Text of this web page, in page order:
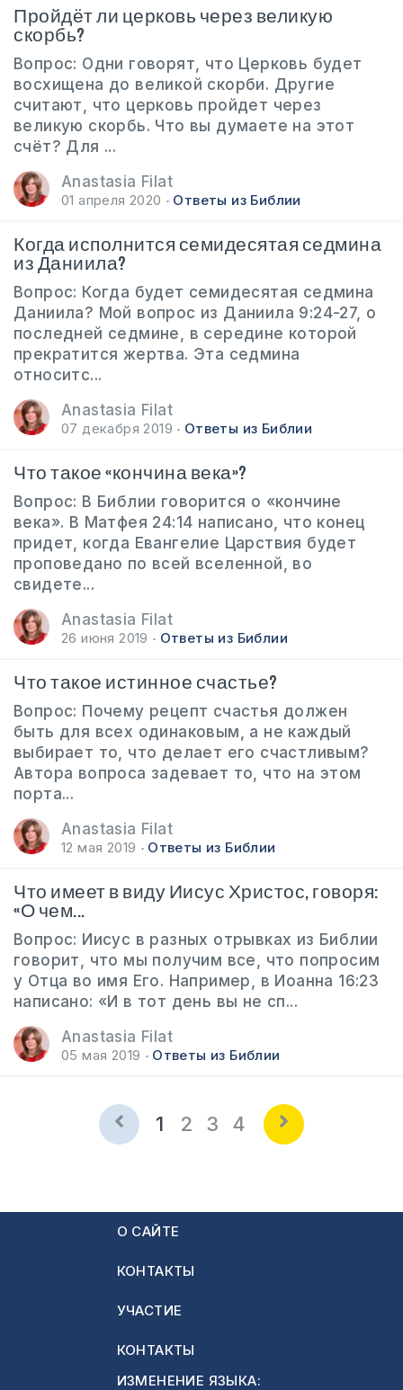
Пройдёт ли церковь через великую
скорбь?
Вопрос: Одни говорят, что Церковь будет
восхищена до великой скорби. Другие
считают, что церковь пройдет через
великую скорбь. Что вы думаете на этот
счёт? Для ...
Anastasia Filat
01 апреля 2020 Ответы из Библии
Когда исполнится семидесятая седмина
из Даниила?
Вопрос: Когда будет семидесятая седмина
Даниила? Мой вопрос из Даниила 9:24-27, о
последней седмине, в середине которой
прекратится жертва. Эта седмина
относитс...
Anastasia Filat
07 декабря 2019 Ответы из Библии
Что такое «кончина века»?
Вопрос: В Библии говорится о «кончине
века». В Матфея 24:14 написано, что конец
придет, когда Евангелие Царствия будет
проповедано по всей вселенной, во
свидете...
Anastasia Filat
26 июня 2019 Ответы из Библии
Что такое истинное счастье?
Вопрос: Почему рецепт счастья должен
быть для всех одинаковым, а не каждый
выбирает то, что делает его счастливым?
Автора вопроса задевает то, что на этом
порта...
Anastasia Filat
12 мая 2019 Ответы из Библии
Что имеет в виду Иисус Христос, говоря:
«О чем...
Вопрос: Иисус в разных отрывках из Библии
говорит, что мы получим все, что попросим
у Отца во имя Его. Например, в Иоанна 16:23
написано: «И в тот день вы не сп...
Anastasia Filat
05 мая 2019 Ответы из Библии
1 2 3 4
О САЙТЕ
КОНТАКТЫ
УЧАСТИЕ
КОНТАКТЫ
ИЗМЕНЕНИЕ ЯЗЫКА: